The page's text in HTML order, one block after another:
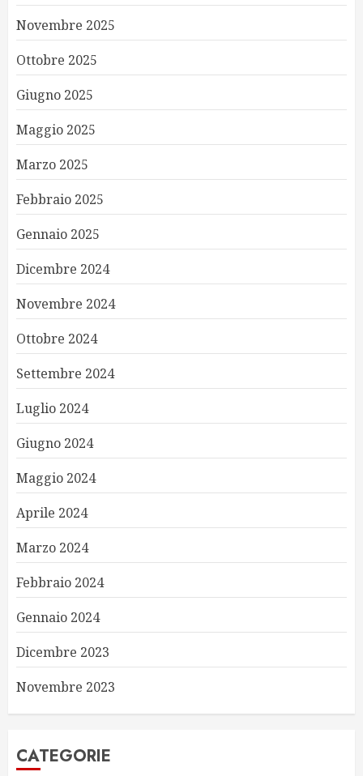
Novembre 2025
Ottobre 2025
Giugno 2025
Maggio 2025
Marzo 2025
Febbraio 2025
Gennaio 2025
Dicembre 2024
Novembre 2024
Ottobre 2024
Settembre 2024
Luglio 2024
Giugno 2024
Maggio 2024
Aprile 2024
Marzo 2024
Febbraio 2024
Gennaio 2024
Dicembre 2023
Novembre 2023
CATEGORIE